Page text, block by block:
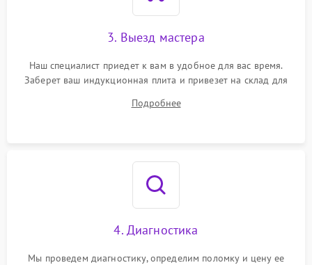
3. Выезд мастера
Наш специалист приедет к вам в удобное для вас время.
Заберет ваш индукционная плита и привезет на склад для
Подробнее
4. Диагностика
Мы проведем диагностику, определим поломку и цену ее